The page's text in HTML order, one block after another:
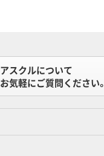
アスクルについて
お気軽にご質問ください。